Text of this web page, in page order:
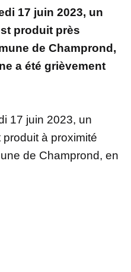
17 juin 2023, un
produit près
de Champrond,
a été grièvement
17 juin 2023, un
produit à proximité
de Champrond, en